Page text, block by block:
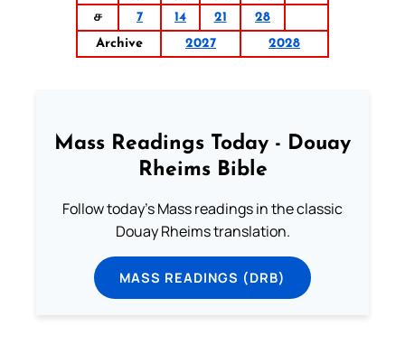
ச
7 14 21
28
Archive
2027 2028
Mass Readings Today - Douay
Rheims Bible
Follow today's Mass readings in the classic
Douay Rheims translation.
MASS READINGS (DRB)